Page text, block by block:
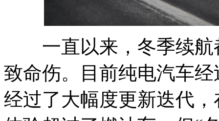
一直以来，冬季续航
致命伤。目前纯电汽车
经过了大幅度更新迭代